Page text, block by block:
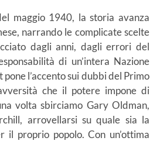
maggio 1940, la storia avanza
narrando le complicate scelte
dagli anni, dagli errori del
di un’intera Nazione
l’accento sui dubbi del Primo
che il potere impone di
volta sbirciamo Gary Oldman,
arrovellarsi su quale sia la
il proprio popolo. Con un’ottima